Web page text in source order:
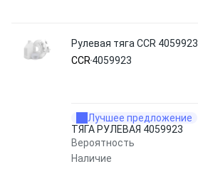
Рулевая тяга CCR 4059923
CCR 4059923
Лучшее предложение
ТЯГА РУЛЕВАЯ 4059923
Вероятность
Наличие